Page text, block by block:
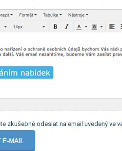
zkušebně odeslat na email uvedený ve